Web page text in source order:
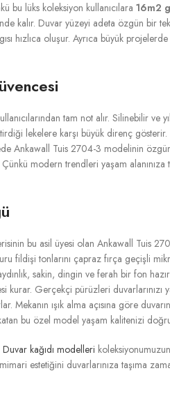
bu lüks koleksiyon kullanıcılara 16m2
kalır. Duvar yüzeyi adeta özgün bir
hızlıca oluşur. Ayrıca büyük
tam not alır. Silinebilir ve
lekelere karşı büyük direnç
Ankawall Tuis 2704-3 modelinin
modern trendleri yaşam alanınıza
bu asil üyesi olan Ankawall Tuis
fildişi tonlarını çapraz fırça geçişli
sakin, dingin ve ferah bir fon
Gerçekçi pürüzleri duvarlarınızı
ışık alma açısına göre
bu özel model yaşam kalitenizi
Duvar kağıdı modelleri
duvarlarınıza taşıma